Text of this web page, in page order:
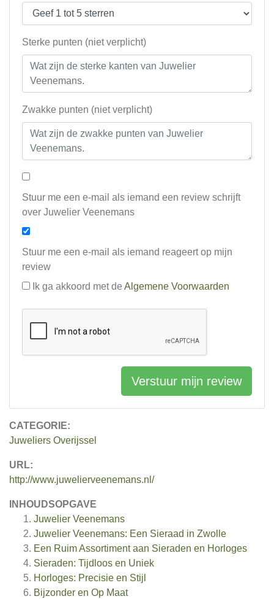
CATEGORIE:
Juweliers Overijssel
URL:
http://www.juwelierveenemans.nl/
INHOUDSOPGAVE
Juwelier Veenemans
Juwelier Veenemans: Een Sieraad in Zwolle
Een Ruim Assortiment aan Sieraden en Horloges
Sieraden: Tijdloos en Uniek
Horloges: Precisie en Stijl
Bijzonder en Op Maat
Sterke punten (niet verplicht)
Zwakke punten (niet verplicht)
Stuur me een e-mail als iemand een review schrijft
over Juwelier Veenemans
Stuur me een e-mail als iemand reageert op mijn
review
Ik ga akkoord met de Algemene Voorwaarden
Verstuur mijn review